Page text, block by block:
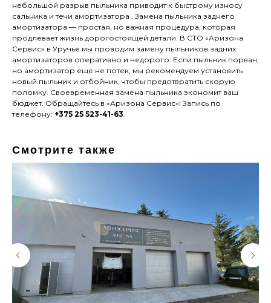
небольшой разрыв пыльника приводит к быстрому износу
сальника и течи амортизатора . Замена пыльника заднего
амортизатора — простая, но важная процедура, которая
продлевает жизнь дорогостоящей детали. В СТО «Аризона
Сервис» в Уручье мы проводим замену пыльников задних
амортизаторов оперативно и недорого. Если пыльник порван,
но амортизатор еще не потек, мы рекомендуем установить
новый пыльник и отбойник, чтобы предотвратить скорую
поломку. Своевременная замена пыльника экономит ваш
бюджет. Обращайтесь в «Аризона Сервис»! Запись по
телефону: +375 25 523-41-63.
Смотрите также